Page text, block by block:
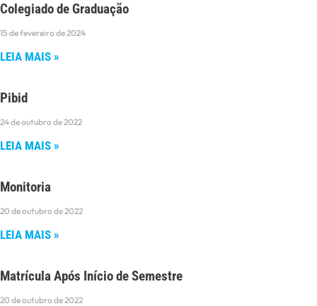
Colegiado de Graduação
15 de fevereiro de 2024
LEIA MAIS »
Pibid
24 de outubro de 2022
LEIA MAIS »
Monitoria
20 de outubro de 2022
LEIA MAIS »
Matrícula Após Início de Semestre
20 de outubro de 2022